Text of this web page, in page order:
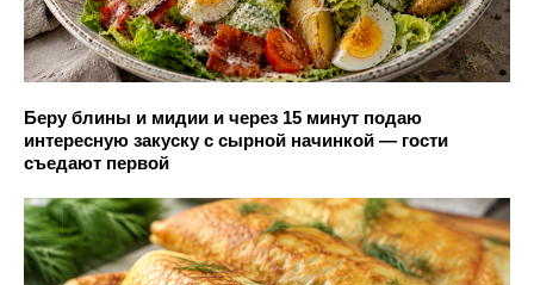
Беру блины и мидии и через 15 минут подаю
интересную закуску с сырной начинкой — гости
съедают первой